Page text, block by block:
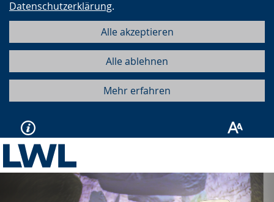
Datenschutzerklärung.
Alle akzeptieren
Alle ablehnen
Mehr erfahren
Vorherige